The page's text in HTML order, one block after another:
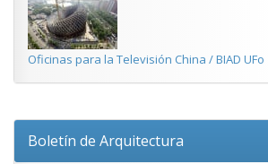
Oficinas para la Televisión China / BIAD UFo
Boletín de Arquitectura